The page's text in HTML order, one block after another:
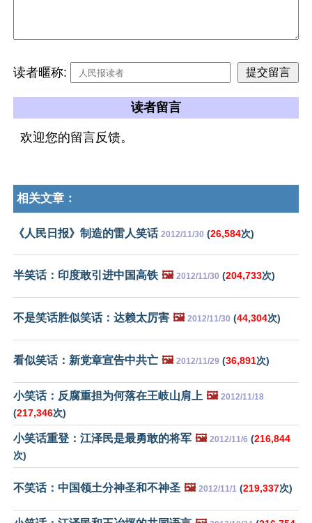
读者暱称:
读者留言
欢迎您的留言反馈。
相关文章：
《人民日报》制造的雷人笑话 2012/11/30 (26,584次)
半笑话：印度敢引进中国高铁 🖼️ 2012/11/30 (204,733次)
不是笑话胜似笑话：达赖太厉害 🖼️ 2012/11/30 (44,304次)
看似笑话：新党章宣告中共亡 🖼️ 2012/11/29 (36,891次)
小笑话：反腐重担为何落在王岐山肩上 🖼️ 2012/11/18
(217,346次)
小笑话重登：江泽民是最勇敢的将军 🖼️ 2012/11/6 (216,844
次)
不笑话：中国领土分神圣和不神圣 🖼️ 2012/11/1 (219,337次)